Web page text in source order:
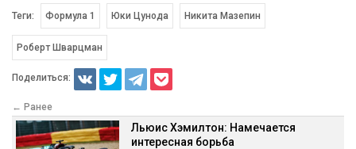
Теги: Формула 1 Юки Цунода Никита Мазепин
Роберт Шварцман
Поделиться:
← Ранее
Льюис Хэмилтон: Намечается
интересная борьба